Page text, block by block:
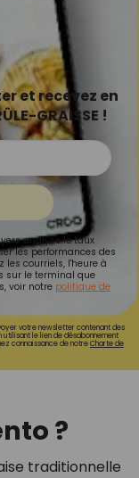
et recevez en
GRAISSE !
analyse le taux
les performances des
les courriels, l'heure à
sur le terminal que
voir notre politique de
votre newsletter contenant des
le lien de désabonnement
connaissance de notreCharte de
?
traditionnelle